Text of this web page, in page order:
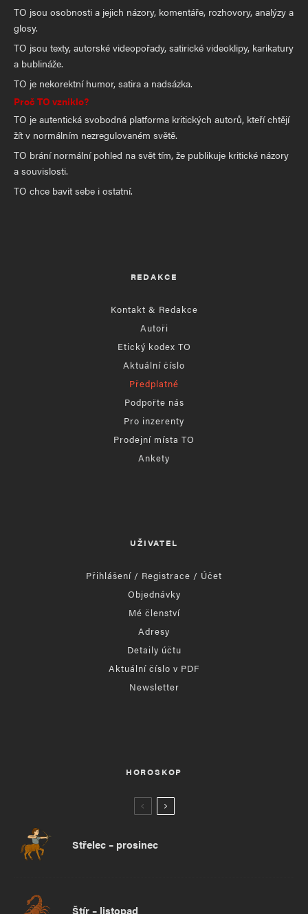
TO jsou osobnosti a jejich názory, komentáře, rozhovory, analýzy a
glosy.
TO jsou texty, autorské videopořady, satirické videoklipy, karikatury
a bublináže.
TO je nekorektní humor, satira a nadsázka.
Proč TO vzniklo?
TO je autentická svobodná platforma kritických autorů, kteří chtějí
žít v normálním nezregulovaném světě.
TO brání normální pohled na svět tím, že publikuje kritické názory
a souvislosti.
TO chce bavit sebe i ostatní.
REDAKCE
Kontakt & Redakce
Autoři
Etický kodex TO
Aktuální číslo
Předplatné
Podpořte nás
Pro inzerenty
Prodejní místa TO
Ankety
UŽIVATEL
Přihlášení / Registrace / Účet
Objednávky
Mé členství
Adresy
Detaily účtu
Aktuální číslo v PDF
Newsletter
HOROSKOP
Střelec – prosinec
Štír – listopad